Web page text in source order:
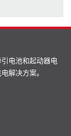
电池和起动器电
解决方案。